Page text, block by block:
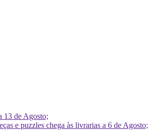
13 de Agosto;
e puzzles chega às livrarias a 6 de Agosto;